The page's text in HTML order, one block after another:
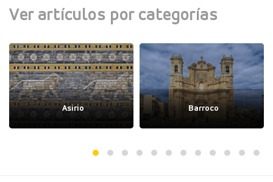
Ver artículos por categorías
Asirio Barroco